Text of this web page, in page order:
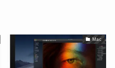
Mac